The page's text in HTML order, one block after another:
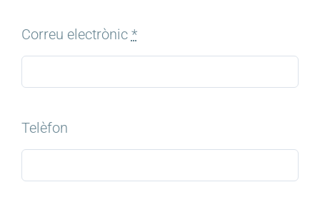
Correu electrònic *
Telèfon